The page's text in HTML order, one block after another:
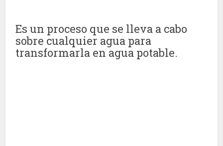
Es un proceso que se lleva a cabo
sobre cualquier agua para
transformarla en agua potable.